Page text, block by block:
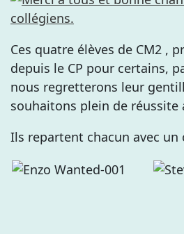
Ces quatre élèves de CM2 ,
depuis le CP pour certains,
nous regretterons leur
souhaitons plein de réussite
Ils repartent chacun avec un